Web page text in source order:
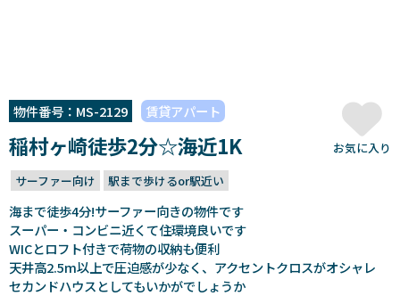
物件番号：MS-2129 賃貸アパート
稲村ヶ崎徒歩2分☆海近1K
お気に入り
サーファー向け
駅まで歩けるor駅近い
海まで徒歩4分!サーファー向きの物件です
スーパー・コンビニ近くて住環境良いです
WICとロフト付きで荷物の収納も便利
天井高2.5m以上で圧迫感が少なく、アクセントクロスがオシャレ
セカンドハウスとしてもいかがでしょうか